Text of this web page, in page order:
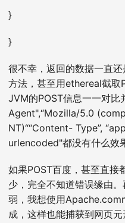
}
}
很不幸，返回的数据一直
方法，甚至用ethereal截取
JVM的POST信息一一对
Agent",“Mozilla/5.0
NT)““Content- Type”,
urlencoded"都没有什么效
如果POST百度，甚至直接
少，完全不知道错误缘由
弱，我想使用
成，这样也能捕获到网页元